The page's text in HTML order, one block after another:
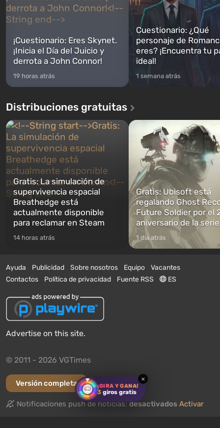
¡GIRA Y GANA!
3 giros gratis
×
¡Cuestionario: Eres Skynet.
¡Inicia el Día del Juicio y
derrota a John Connor!
19 horas atrás
Cuestionario: ¿Qué
personaje de
eres? ¡Encuentra tu
ideal!
1 semana atrás
Distribuciones gratuitas
Gratis: La simulación de
supervivencia espacial
Breathedge está
actualmente disponible
para reclamar en Steam
14 horas atrás
Gratis: Ubisoft está
regalando Ghost
Future Soldier por el
aniversario de la serie
1 día atrás
Ayuda Publicidad Sobre nosotros Equipo
Vacantes
Contactos
Política de privacidad Fuente RSS ES
Advertise on this site.
© 2011 - 2026 VGTimes
Versión completa
Notificaciones push de noticias:desactivados Activar